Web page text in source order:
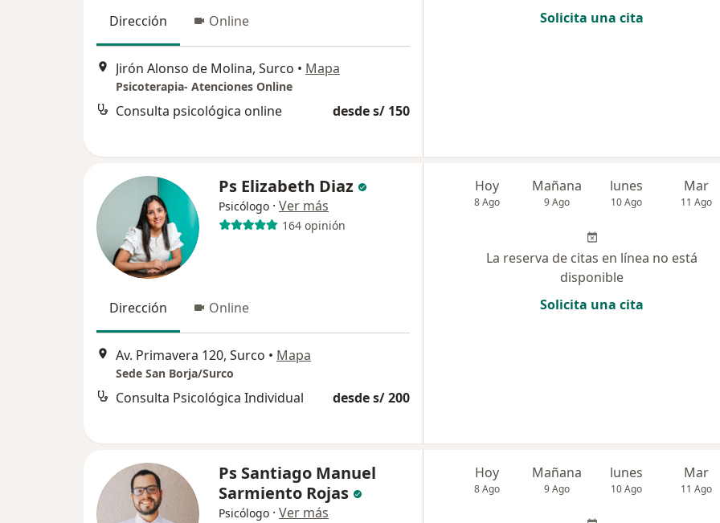
Dirección Online
Jirón Alonso de Molina, Surco • Mapa
Psicoterapia- Atenciones Online
Consulta psicológica online desde s/ 150
Solicita una cita
Ps Elizabeth Diaz
Psicólogo · Ver más
164 opinión
Dirección Online
Av. Primavera 120, Surco • Mapa
Sede San Borja/Surco
Consulta Psicológica Individual desde s/ 200
Hoy
8 Ago
Mañana
9 Ago
lunes
10 Ago
Mar
11 Ago
La reserva de citas en línea no está
disponible
Solicita una cita
Ps Santiago Manuel
Sarmiento Rojas
Psicólogo · Ver más
Hoy
8 Ago
Mañana
9 Ago
lunes
10 Ago
Mar
11 Ago